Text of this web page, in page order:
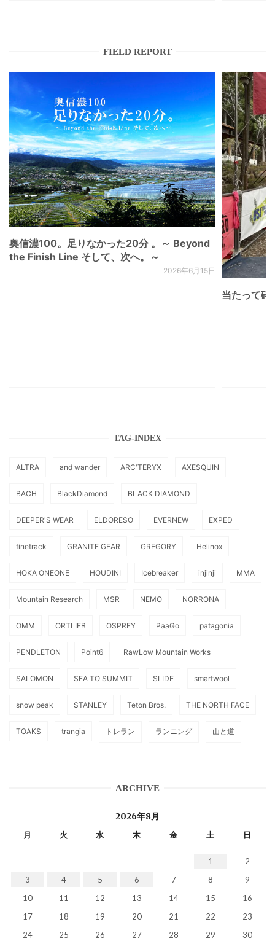
FIELD REPORT
奥信濃100。足りなかった20分 。～ Beyond
the Finish Line そして、次へ。～
2026年6月15日
当たって砕
TAG-INDEX
ALTRA and wander ARC'TERYX AXESQUIN
BACH BlackDiamond BLACK DIAMOND
DEEPER'S WEAR ELDORESO EVERNEW EXPED
finetrack GRANITE GEAR GREGORY Helinox
HOKA ONEONE HOUDINI Icebreaker injinji MMA
Mountain Research MSR NEMO NORRONA
OMM ORTLIEB OSPREY PaaGo patagonia
PENDLETON Point6 RawLow Mountain Works
SALOMON SEA TO SUMMIT SLIDE smartwool
snow peak STANLEY Teton Bros. THE NORTH FACE
TOAKS trangia トレラン ランニング 山と道
ARCHIVE
2026年8月
月 火 水 木 金 土 日
1
2
3
4 5 6 7 8
9
10
11 12 13 14 15
16
17
18 19 20 21 22
23
24
25 26 27 28 29
30